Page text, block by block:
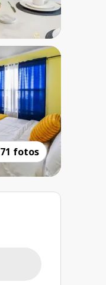
71 fotos